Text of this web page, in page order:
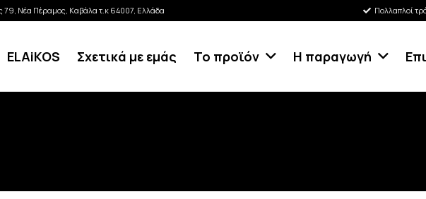
79, Νέα Πέραμος, Καβάλα τ.κ 64007, Ελλάδα Πολλαπλοί
ELAiKOS Σχετικά με εμάς Το προϊόν Η παραγωγή